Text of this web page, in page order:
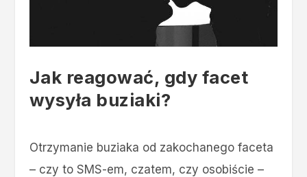
Jak reagować, gdy facet
wysyła buziaki?
Otrzymanie buziaka od zakochanego faceta
– czy to SMS-em, czatem, czy osobiście –